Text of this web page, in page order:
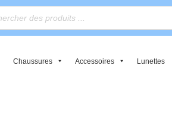
Chaussures Accessoires Lunettes